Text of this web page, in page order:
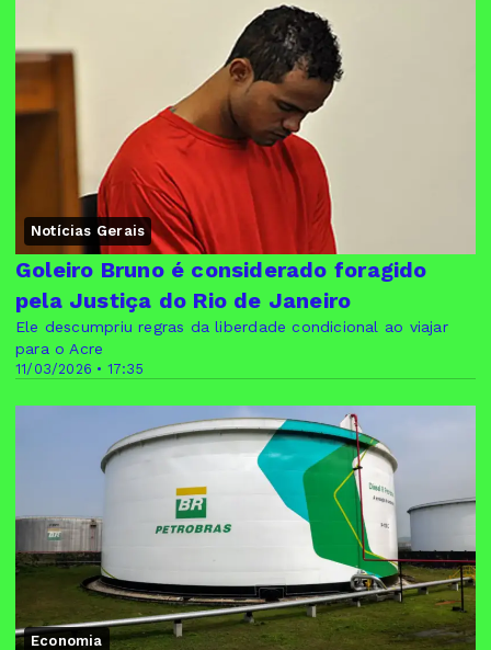
Notícias Gerais
11/03/2026 • 17:35
Goleiro Bruno é considerado foragido
pela Justiça do Rio de Janeiro
Ele descumpriu regras da liberdade condicional ao viajar
para o Acre
Economia